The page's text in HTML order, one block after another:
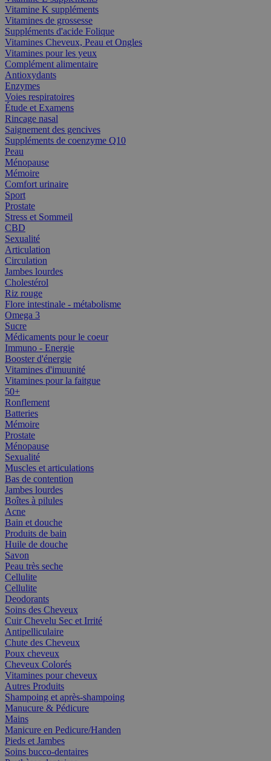
Vitamine K suppléments
Vitamines de grossesse
Suppléments d'acide Folique
Vitamines Cheveux, Peau et Ongles
Vitamines pour les yeux
Complément alimentaire
Antioxydants
Enzymes
Voies respiratoires
Étude et Examens
Rincage nasal
Saignement des gencives
Suppléments de coenzyme Q10
Peau
Ménopause
Mémoire
Comfort urinaire
Sport
Prostate
Stress et Sommeil
CBD
Sexualité
Articulation
Circulation
Jambes lourdes
Cholestérol
Riz rouge
Flore intestinale - métabolisme
Omega 3
Sucre
Médicaments pour le coeur
Immuno - Energie
Booster d'énergie
Vitamines d'imuunité
Vitamines pour la faitgue
50+
Ronflement
Batteries
Mémoire
Prostate
Ménopause
Sexualité
Muscles et articulations
Bas de contention
Jambes lourdes
Boîtes à pilules
Acne
Bain et douche
Produits de bain
Huile de douche
Savon
Peau très seche
Cellulite
Cellulite
Deodorants
Soins des Cheveux
Cuir Chevelu Sec et Irrité
Antipelliculaire
Chute des Cheveux
Poux cheveux
Cheveux Colorés
Vitamines pour cheveux
Autres Produits
Shampoing et après-shampoing
Manucure & Pédicure
Mains
Manicure en Pedicure/Handen
Pieds et Jambes
Soins bucco-dentaires